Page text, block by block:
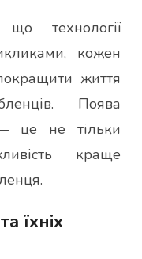
технології
кожен
життя
Поява
це не тільки
краще
їхніх